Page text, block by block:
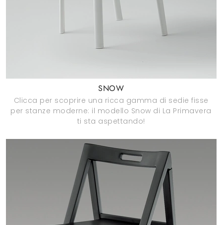
SNOW
Clicca per scoprire una ricca gamma di sedie fisse
per stanze moderne: il modello Snow di La Primavera
ti sta aspettando!